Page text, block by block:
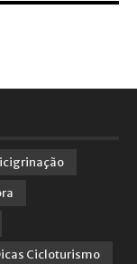
Cicloturismo